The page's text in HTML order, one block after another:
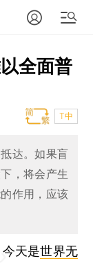
全面普
T中
达。如果盲
，将会产生
作用，应该
今天是世界无